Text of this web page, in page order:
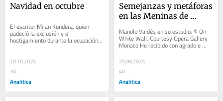
Navidad en octubre
El escritor Milan Kundera, quien
padeció la exclusión y el
hostigamiento durante la ocupación
de Checoeslovaquia por la URSS en…
10.10.2025
30
Analítica
Semejanzas y metáforas
en las Meninas de
Manolo Valdés en su estudio. © On
White Wall. Courtesy Opera Gallery
Monaco He recibido con agrado e
25.09.2025
40
Analítica